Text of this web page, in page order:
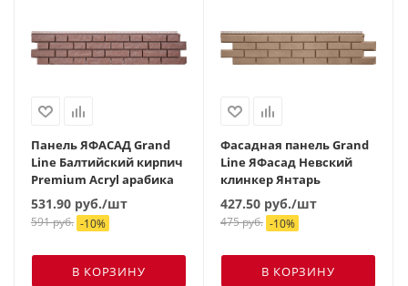
Панель ЯФАСАД Grand
Line Балтийский кирпич
Premium Acryl арабика
531.90 руб./шт
591руб. -10%
В КОРЗИНУ
Фасадная панель Grand
Line ЯФасад Невский
клинкер Янтарь
427.50 руб./шт
475руб. -10%
В КОРЗИНУ